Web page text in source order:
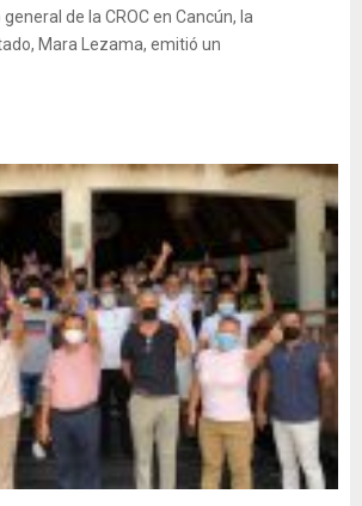
de la CROC en Cancún, la
Mara Lezama, emitió un